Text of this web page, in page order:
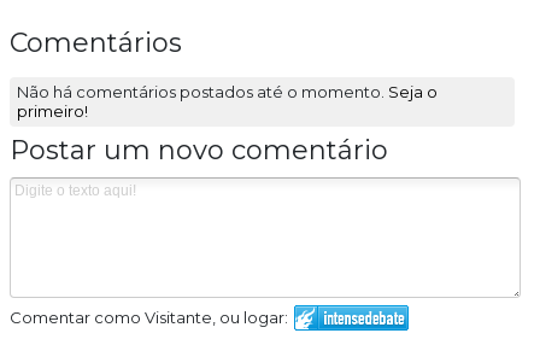
Comentários
Não há comentários postados até o momento. Seja o
primeiro!
Postar um novo comentário
Comentar como Visitante, ou logar: